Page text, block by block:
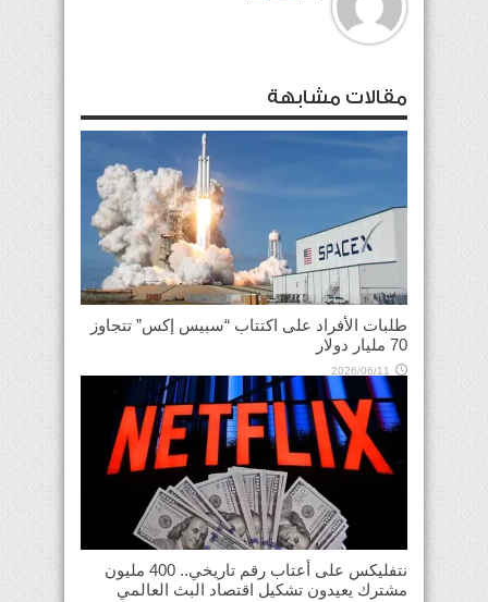
مقالات مشابهة
طلبات الأفراد على اكتتاب “سبيس إكس” تتجاوز
70 مليار دولار
2026/06/11
نتفليكس على أعتاب رقم تاريخي.. 400 مليون
مشترك يعيدون تشكيل اقتصاد البث العالمي